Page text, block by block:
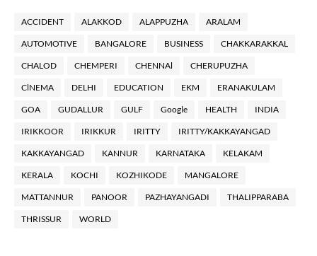
ACCIDENT ALAKKOD ALAPPUZHA ARALAM
AUTOMOTIVE BANGALORE BUSINESS CHAKKARAKKAL
CHALOD CHEMPERI CHENNAl CHERUPUZHA
ClNEMA DELHI EDUCATION EKM ERANAKULAM
GOA GUDALLUR GULF Google HEALTH INDIA
IRIKKOOR IRIKKUR IRITTY IRITTY/KAKKAYANGAD
KAKKAYANGAD KANNUR KARNATAKA KELAKAM
KERALA KOCHI KOZHIKODE MANGALORE
MATTANNUR PANOOR PAZHAYANGADI THALIPPARABA
THRISSUR WORLD